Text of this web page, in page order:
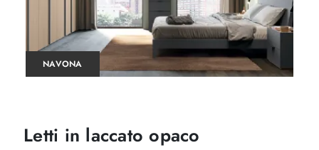
NAVONA
Letti in laccato opaco